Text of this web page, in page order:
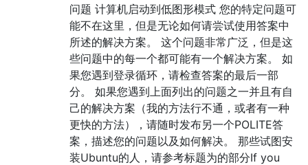
问题 计算机启动到低图形模式 您的特定问题可
能不在这里，但是无论如何请尝试使用答案中
所述的解决方案。 这个问题非常广泛，但是这
些问题中的每一个都可能有一个解决方案。 如
果您遇到登录循环，请检查答案的最后一部
分。 如果您遇到上面列出的问题之一并且有自
己的解决方案（我的方法行不通，或者有一种
更快的方法），请随时发布另一个POLITE答
案，描述您的问题以及如何解决。 那些试图安
装Ubuntu的人，请参考标题为的部分If you